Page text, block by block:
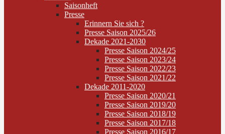
Saisonheft
Presse
Erinnern Sie sich ?
Presse Saison 2025/26
Dekade 2021-2030
Presse Saison 2024/25
Presse Saison 2023/24
Presse Saison 2022/23
Presse Saison 2021/22
Dekade 2011-2020
Presse Saison 2020/21
Presse Saison 2019/20
Presse Saison 2018/19
Presse Saison 2017/18
Presse Saison 2016/17